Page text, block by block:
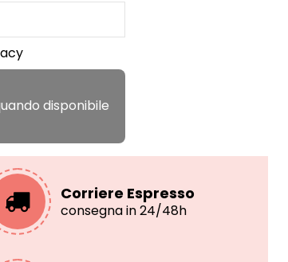
Corriere Espresso
consegna in 24/48h